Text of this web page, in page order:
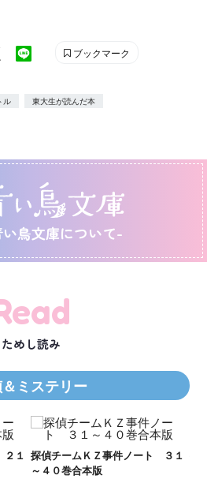
ブックマーク
ル 東大生が読んだ本
鳥文庫について-
ためし読み
ミステリー
１ 探偵チームＫＺ事件ノート １１
～２０巻合本版